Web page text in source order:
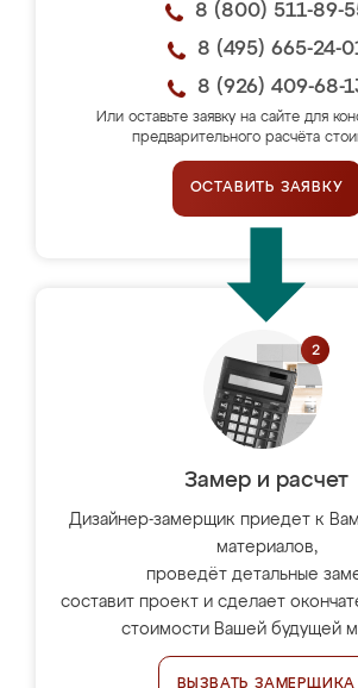
8 (800) 511-89-
8 (495) 665-24-
8 (926) 409-68-
Или оставьте заявку на сайте для
предварительного расчёта
ОСТАВИТЬ ЗАЯВКУ
Замер и расчет
Дизайнер-замерщик приедет к
материалов,
проведёт детальные
составит проект и сделает
стоимости Вашей будущей
ВЫЗВАТЬ ЗАМЕРЩИКА